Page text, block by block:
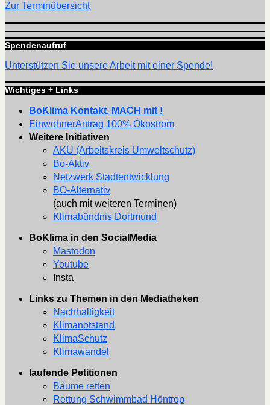
Zur Terminübersicht
Spendenaufruf
Unterstützen Sie unsere Arbeit mit einer Spende!
Wichtiges + Links
BoKlima Kontakt, MACH mit !
EinwohnerAntrag 100% Ökostrom
Weitere Initiativen
AKU (Arbeitskreis Umweltschutz)
Bo-Aktiv
Netzwerk Stadtentwicklung
BO-Alternativ
(auch mit weiteren Terminen)
Klimabündnis Dortmund
BoKlima in den SocialMedia
Mastodon
Youtube
Insta
Links zu Themen in den Mediatheken
Nachhaltigkeit
Klimanotstand
KlimaSchutz
Klimawandel
laufende Petitionen
Bäume retten
Rettung Schwimmbad Höntrop